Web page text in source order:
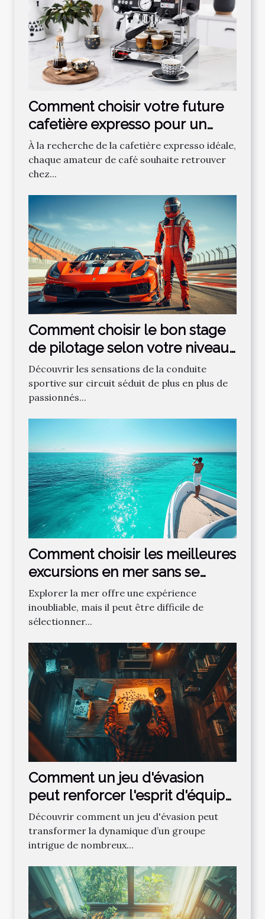
Comment choisir votre future
cafetière expresso pour un
café parfait ?
À la recherche de la cafetière expresso idéale,
chaque amateur de café souhaite retrouver
chez...
Comment choisir le bon stage
de pilotage selon votre niveau
?
Découvrir les sensations de la conduite
sportive sur circuit séduit de plus en plus de
passionnés...
Comment choisir les meilleures
excursions en mer sans se
tromper ?
Explorer la mer offre une expérience
inoubliable, mais il peut être difficile de
sélectionner...
Comment un jeu d'évasion
peut renforcer l'esprit d'équipe
?
Découvrir comment un jeu d'évasion peut
transformer la dynamique d’un groupe
intrigue de nombreux...